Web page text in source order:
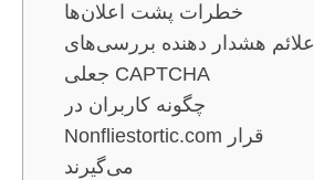
خطرات پشت اعلان‌ها
علائم هشدار دهنده بررسی‌های
جعلی CAPTCHA
چگونه کاربران در
Nonfliestortic.com قرار
می‌گیرند